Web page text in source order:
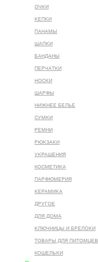
ОЧКИ
КЕПКИ
ПАНАМЫ
ШАПКИ
БАНДАНЫ
ПЕРЧАТКИ
НОСКИ
ШАРФЫ
НИЖНЕЕ БЕЛЬЕ
СУМКИ
РЕМНИ
РЮКЗАКИ
УКРАШЕНИЯ
КОСМЕТИКА
ПАРФЮМЕРИЯ
КЕРАМИКА
ДРУГОЕ
ДЛЯ ДОМА
КЛЮЧНИЦЫ И БРЕЛОКИ
ТОВАРЫ ДЛЯ ПИТОМЦЕВ
КОШЕЛЬКИ